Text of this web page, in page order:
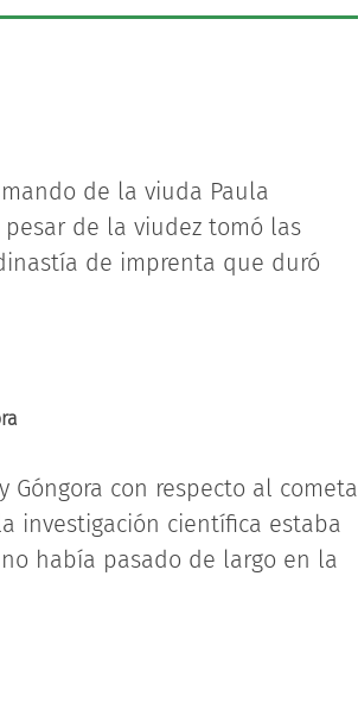
de la viuda Paula
de la viudez tomó las
de imprenta que duró
Góngora con respecto al cometa
investigación científica estaba
había pasado de largo en la